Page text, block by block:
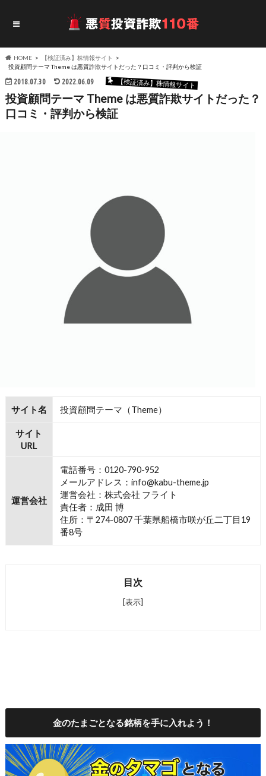
HOME
【検証済み】株情報サイト
投資顧問テーマ Theme は悪質詐欺サイトだった？口コミ・評判から検証
2018.07.30 2022.06.09 【検証済み】株情報サイト
投資顧問テーマ Theme は悪質詐欺サイトだった？
口コミ・評判から検証
サイト名 投資顧問テーマ（Theme）
サイト
URL
運営会社
電話番号：0120-790-952
メールアドレス：info@kabu-theme.jp
運営会社：株式会社 フライト
責任者：成田 博
住所：〒274-0807 千葉県船橋市咲が丘二丁目19
番8号
目次
[表示]
金のたまごとなる銘柄を手に入れよう！